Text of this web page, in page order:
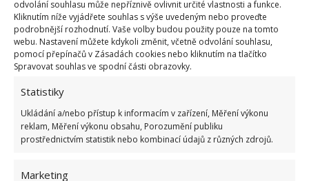
odvolání souhlasu může nepříznivě ovlivnit určité vlastnosti a funkce.
Kliknutím níže vyjádřete souhlas s výše uvedeným nebo proveďte
podrobnější rozhodnutí. Vaše volby budou použity pouze na tomto
webu. Nastavení můžete kdykoli změnit, včetně odvolání souhlasu,
pomocí přepínačů v Zásadách cookies nebo kliknutím na tlačítko
Spravovat souhlas ve spodní části obrazovky.
Statistiky
Ukládání a/nebo přístup k informacím v zařízení, Měření výkonu
reklam, Měření výkonu obsahu, Porozumění publiku
prostřednictvím statistik nebo kombinací údajů z různých zdrojů.
Marketing
Samozřejmostí je ovšem pravidelné používání.
Potřebujete tedy: 1 lžičku jedlé sody a 100 ml 20 %
octa. Pak už stačí jen správná aplikace a plísni je
konec. Smíchejte tedy obě látky v jeden roztok,
nalijte ho do rozprašovací láhve a postříkejte
postiženou oblast koupelny. Několik minut nechte
působit a poté setřete houbičkou. Výsledkem bude
překvapeni.